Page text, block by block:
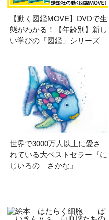
【動く図鑑MOVE】DVDで生
態がわかる！【年齢別】新し
い学びの「図鑑」シリーズ
世界で3000万人以上に愛さ
れている大ベストセラー『に
じいろの さかな』